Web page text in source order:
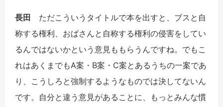
長田 ただこういうタイトルで本を出すと、ブスと自
称する権利、おばさんと自称する権利の侵害をしてい
るんではないかという意見ももらうんですね。でもこ
れはあくまでもA案・B案・C案とあるうちの一案であ
り、こうしろと強制するようなものでは決してないん
です。自分と違う意見があることに、もっとみんな慣